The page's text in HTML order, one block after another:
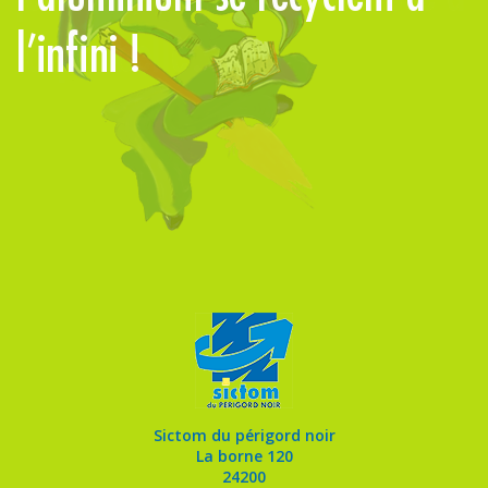
l’infini !
la poubelle…
Sictom du périgord noir
La borne 120
24200